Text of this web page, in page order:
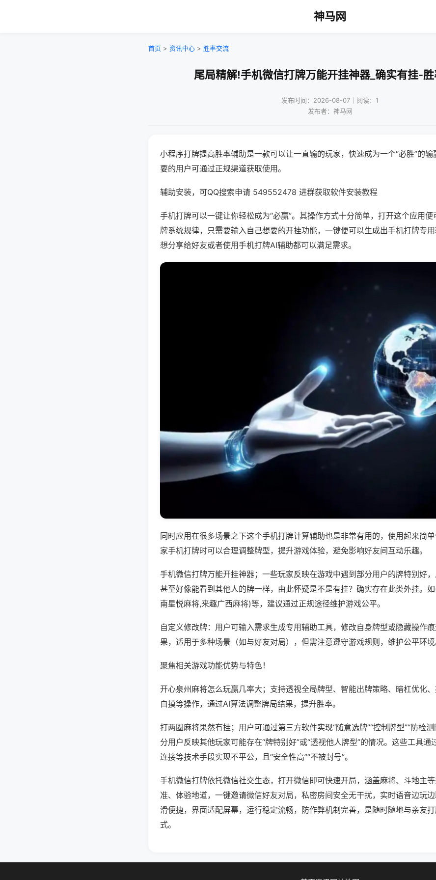
神马网
首页 > 资讯中心 > 胜率交流
尾局精解!手机微信打牌万能开挂神器_确实有挂-
发布时间：2026-08-07｜阅读：1
发布者：神马网
小程序打牌提高胜率辅助是一款可以让一直输的玩家，快速成为一个“必胜”的
要的用户可通过正规渠道获取使用。
辅助安装，可QQ搜索申请 549552478 进群获取软件安装教程
手机打牌可以一键让你轻松成为“必赢”。其操作方式十分简单，打开这个应用
牌系统规律，只需要输入自己想要的开挂功能，一键便可以生成出手机打牌专
想分享给好友或者使用手机打牌AI辅助都可以满足需求。
同时应用在很多场景之下这个手机打牌计算辅助也是非常有用的，使用起来简
家手机打牌时可以合理调整牌型，提升游戏体验，避免影响好友间互动乐趣。
手机微信打牌万能开挂神器；一些玩家反映在游戏中遇到部分用户的牌特别好，
甚至好像能看到其他人的牌一样，由此怀疑是不是有挂？确实存在此类外挂。
南星悦麻将,来趣广西麻将)等，建议通过正规途径维护游戏公平。
自定义修改牌：用户可输入需求生成专用辅助工具，修改自身牌型或隐藏操作痕
果，适用于多种场景（如与好友对局），但需注意遵守游戏规则，维护公平环境
聚焦相关游戏功能优势与特色！
开心泉州麻将怎么玩赢几率大；支持透视全局牌型、智能出牌策略、暗杠优化
自摸等操作，通过AI算法调整牌局结果，提升胜率。
打两圈麻将果然有挂；用户可通过第三方软件实现“随意选牌”“控制牌型”“防检
分用户反映其他玩家可能存在“牌特别好”或“透视他人牌型”的情况。这些工具通
连接等技术手段实现不平公，且“安全性高”“不被封号”。
手机微信打牌依托微信社交生态，打开微信即可快速开局，涵盖麻将、斗地主
准、体验地道，一键邀请微信好友对局，私密房间安全无干扰，实时语音边玩
滑便捷，界面适配屏幕，运行稳定流畅，防作弊机制完善，是随时随地与亲友
式。